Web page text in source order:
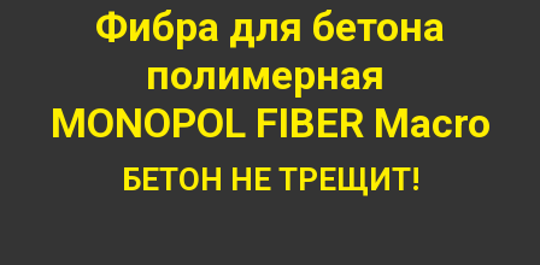
Фибра для бетона
полимерная
MONOPOL FIBER Macro
БЕТОН НЕ ТРЕЩИТ!